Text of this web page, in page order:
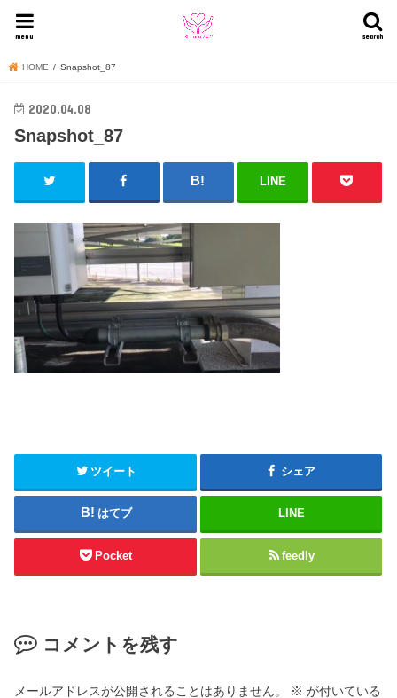
search
menu
HOME Snapshot_87
2020.04.08
Snapshot_87
LINE
ツイート シェア
はてブ LINE
Pocket feedly
コメントを残す
メールアドレスが公開されることはありません。 ※ が付いている